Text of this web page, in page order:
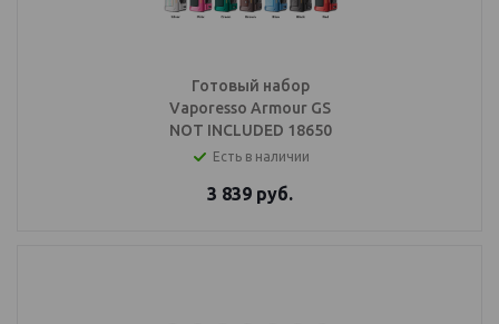
Готовый набор
Vaporesso Armour GS
NOT INCLUDED 18650
Есть в наличии
3 839 руб.